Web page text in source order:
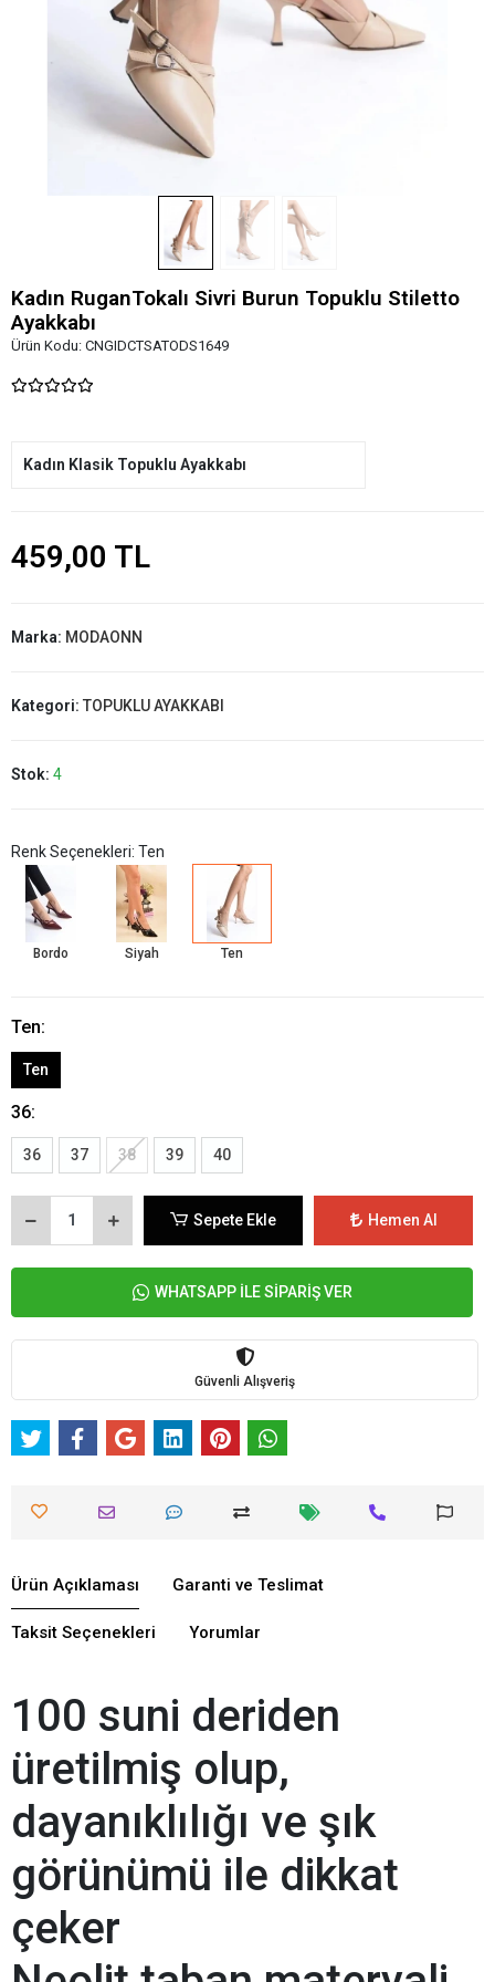
Kadın RuganTokalı Sivri Burun Topuklu Stiletto
Ayakkabı
Ürün Kodu: CNGIDCTSATODS1649
Kadın Klasik Topuklu Ayakkabı
459,00 TL
Marka: MODAONN
Kategori: TOPUKLU AYAKKABI
Stok: 4
Renk Seçenekleri: Ten
Bordo Siyah Ten
Ten:
Ten
36:
36 37 38 39 40
Sepete Ekle Hemen Al
WHATSAPP İLE SİPARİŞ VER
Güvenli Alışveriş
Ürün Açıklaması Garanti ve Teslimat
Taksit Seçenekleri Yorumlar
100 suni deriden
üretilmiş olup,
dayanıklılığı ve şık
görünümü ile dikkat
çeker